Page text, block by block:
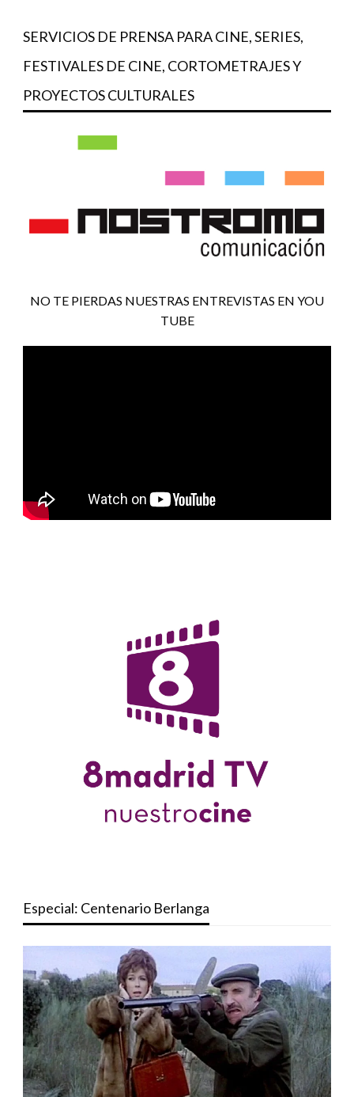
SERVICIOS DE PRENSA PARA CINE, SERIES,
FESTIVALES DE CINE, CORTOMETRAJES Y
PROYECTOS CULTURALES
NO TE PIERDAS NUESTRAS ENTREVISTAS EN YOU
TUBE
Especial: Centenario Berlanga